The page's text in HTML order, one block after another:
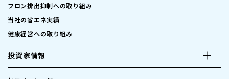
フロン排出抑制への取り組み
当社の省エネ実績
健康経営への取り組み
投資家情報